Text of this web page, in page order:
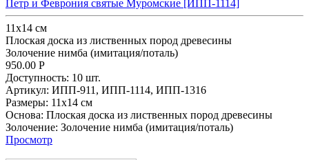
Петр и Феврония святые Муромские [ИПП-1114]
11х14 см
Плоская доска из лиственных пород древесины
Золочение нимба (имитация/поталь)
950.00 Р
Доступность: 10 шт.
Артикул: ИПП-911, ИПП-1114, ИПП-1316
Размеры: 11х14 см
Основа: Плоская доска из лиственных пород древесины
Золочение: Золочение нимба (имитация/поталь)
Просмотр